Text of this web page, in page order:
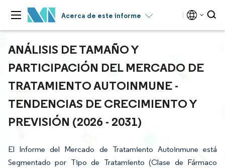
Acerca de este informe
ANÁLISIS DE TAMAÑO Y
PARTICIPACIÓN DEL MERCADO DE
TRATAMIENTO AUTOINMUNE -
TENDENCIAS DE CRECIMIENTO Y
PREVISIÓN (2026 - 2031)
El Informe del Mercado de Tratamiento Autoinmune está
Segmentado por Tipo de Tratamiento (Clase de Fármaco